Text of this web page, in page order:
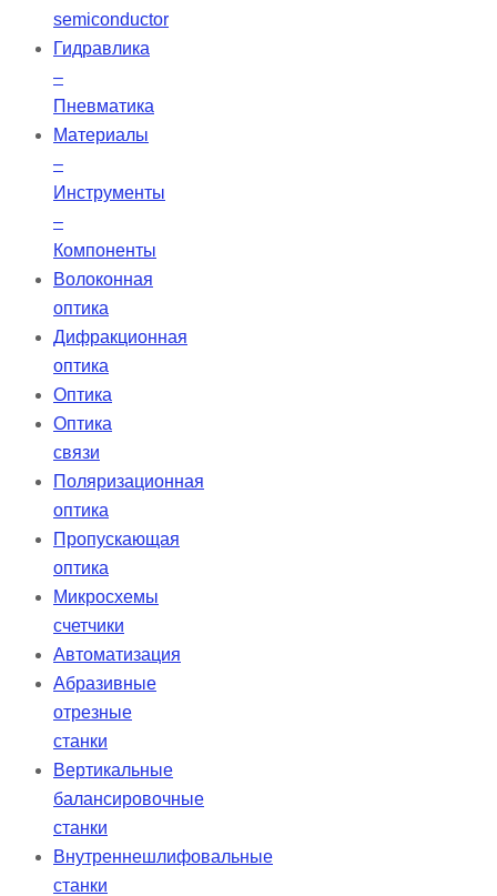
semiconductor
Гидравлика
–
Пневматика
Материалы
–
Инструменты
–
Компоненты
Волоконная
оптика
Дифракционная
оптика
Оптика
Оптика
связи
Поляризационная
оптика
Пропускающая
оптика
Микросхемы
счетчики
Автоматизация
Абразивные
отрезные
станки
Вертикальные
балансировочные
станки
Внутреннешлифовальные
станки